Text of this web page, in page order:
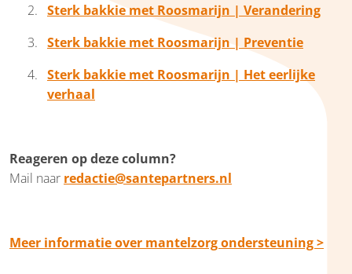
Sterk bakkie met Roosmarijn | Verandering
Sterk bakkie met Roosmarijn | Preventie
Sterk bakkie met Roosmarijn | Het eerlijke
verhaal
Reageren op deze column?
Mail naar redactie@santepartners.nl
Meer informatie over mantelzorg ondersteuning >